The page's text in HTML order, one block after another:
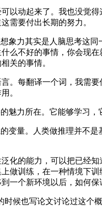
起来了。我也没觉得
需要付出长期的努力。
力其实是人脑思考这
么不好的事情，你会现
关的事情。
每翻译一个词，我需
。
力所在。它能够学习，
量。人类做推理并不
的能力，可以把已经
做训练，在一种情境下
一个新环境以后，如何保
也写论文讨论过这个